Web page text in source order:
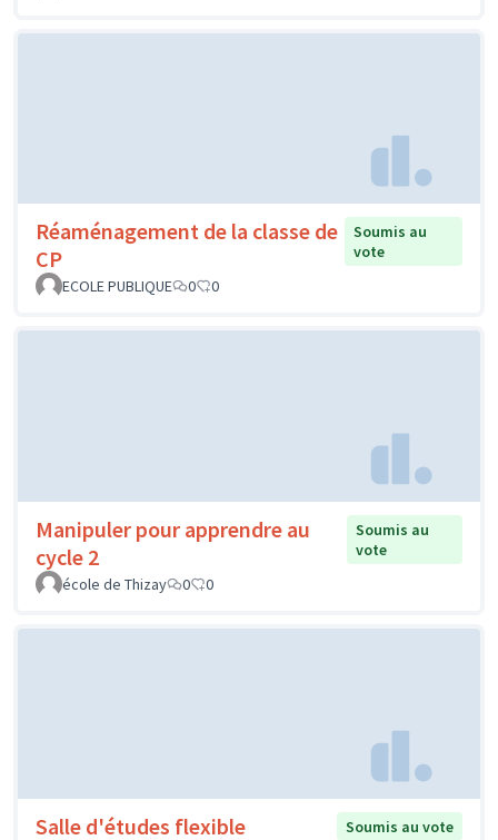
Réaménagement de la classe de
CP
Soumis au
vote
ECOLE PUBLIQUE
0 0
Manipuler pour apprendre au
cycle 2
Soumis au
vote
école de Thizay
0 0
Salle d'études flexible
Soumis au vote